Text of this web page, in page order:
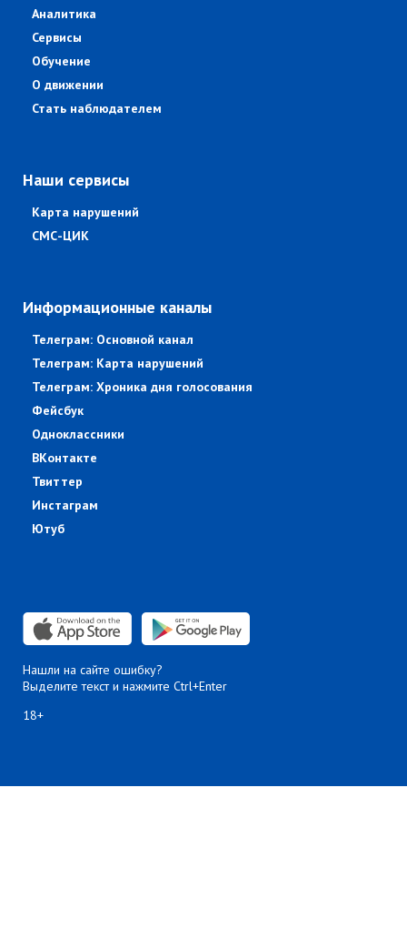
Аналитика
Сервисы
Обучение
О движении
Стать наблюдателем
Наши сервисы
Карта нарушений
СМС-ЦИК
Информационные каналы
Телеграм: Основной канал
Телеграм: Карта нарушений
Телеграм: Хроника дня голосования
Фейсбук
Одноклассники
ВКонтакте
Твиттер
Инстаграм
Ютуб
Нашли на сайте ошибку?
Выделите текст и нажмите Ctrl+Enter
18+